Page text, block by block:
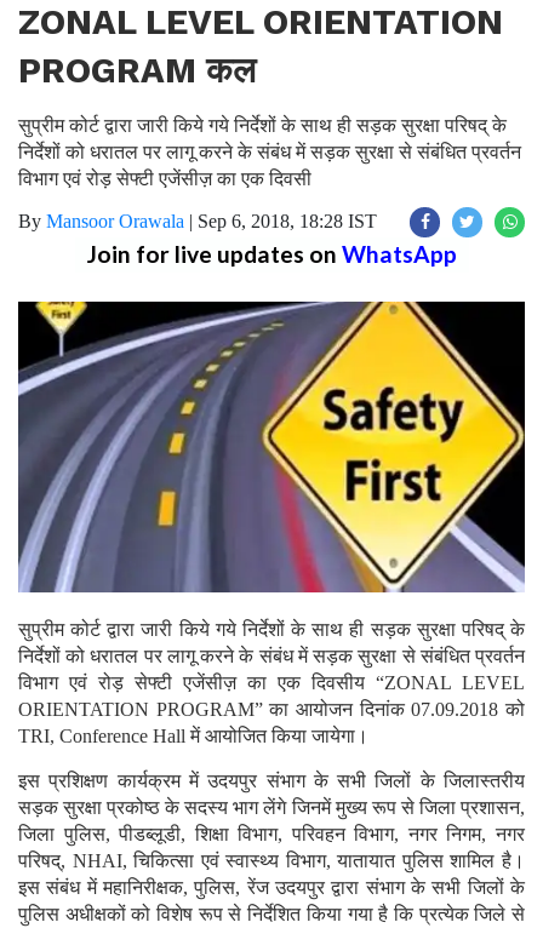
ZONAL LEVEL ORIENTATION
PROGRAM कल
सुप्रीम कोर्ट द्वारा जारी किये गये निर्देशों के साथ ही सड़क सुरक्षा परिषद् के
निर्देशों को धरातल पर लागू करने के संबंध में सड़क सुरक्षा से संबंधित प्रवर्तन
विभाग एवं रोड़ सेफ्टी एजेंसीज़ का एक दिवसी
By Mansoor Orawala | Sep 6, 2018, 18:28 IST
Join for live updates on WhatsApp
सुप्रीम कोर्ट द्वारा जारी किये गये निर्देशों के साथ ही सड़क सुरक्षा परिषद् के
निर्देशों को धरातल पर लागू करने के संबंध में सड़क सुरक्षा से संबंधित प्रवर्तन
विभाग एवं रोड़ सेफ्टी एजेंसीज़ का एक दिवसीय “ZONAL LEVEL
ORIENTATION PROGRAM” का आयोजन दिनांक 07.09.2018 को
TRI, Conference Hall में आयोजित किया जायेगा।
इस प्रशिक्षण कार्यक्रम में उदयपुर संभाग के सभी जिलों के जिलास्तरीय
सड़क सुरक्षा प्रकोष्ठ के सदस्य भाग लेंगे जिनमें मुख्य रूप से जिला प्रशासन,
जिला पुलिस, पीडब्लूडी, शिक्षा विभाग, परिवहन विभाग, नगर निगम, नगर
परिषद्, NHAI, चिकित्सा एवं स्वास्थ्य विभाग, यातायात पुलिस शामिल है।
इस संबंध में महानिरीक्षक, पुलिस, रेंज उदयपुर द्वारा संभाग के सभी जिलों के
पुलिस अधीक्षकों को विशेष रूप से निर्देशित किया गया है कि प्रत्येक जिले से